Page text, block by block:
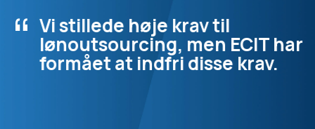
“ Vi stillede høje krav til
lønoutsourcing, men ECIT har
formået at indfri disse krav.